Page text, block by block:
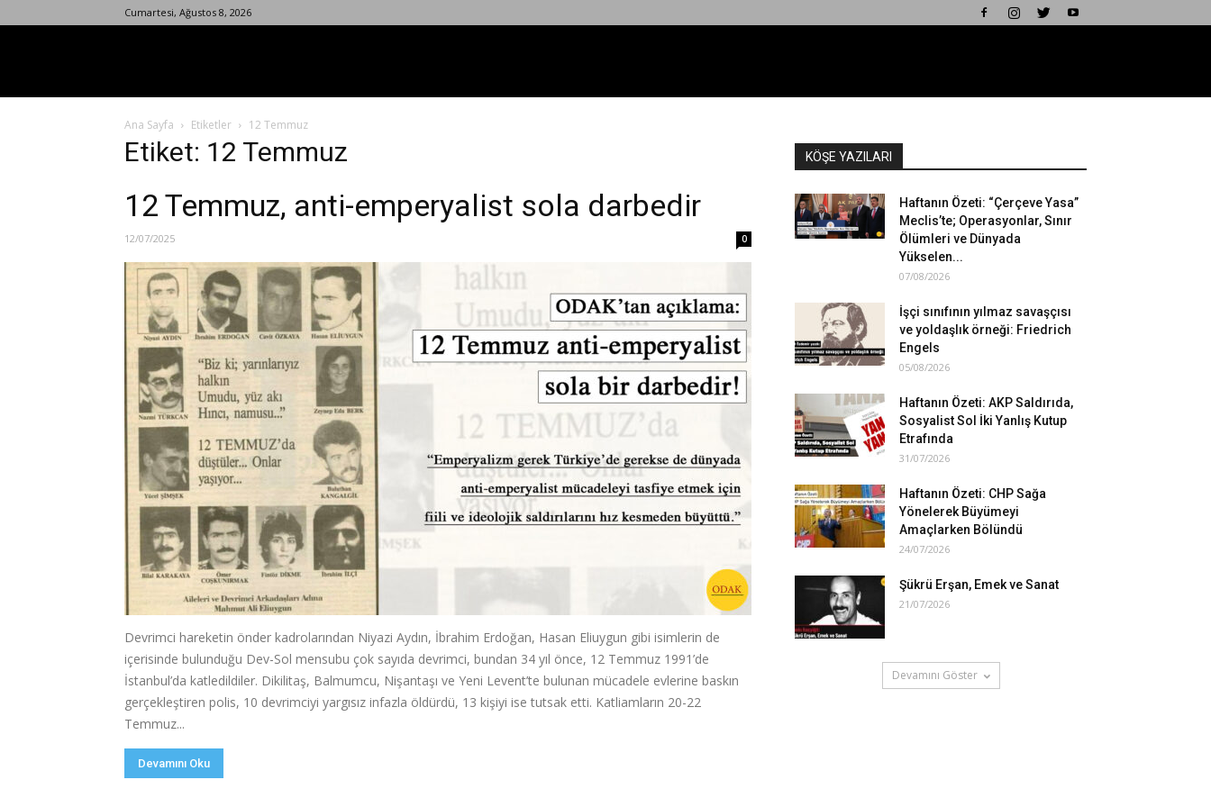
Cumartesi, Ağustos 8, 2026
Ana Sayfa Etiketler 12 Temmuz
Etiket: 12 Temmuz
12 Temmuz, anti-emperyalist sola darbedir
12/07/2025 0
Devrimci hareketin önder kadrolarından Niyazi Aydın, İbrahim Erdoğan, Hasan Eliuygun gibi isimlerin de
içerisinde bulunduğu Dev-Sol mensubu çok sayıda devrimci, bundan 34 yıl önce, 12 Temmuz 1991’de
İstanbul’da katledildiler. Dikilitaş, Balmumcu, Nişantaşı ve Yeni Levent’te bulunan mücadele evlerine baskın
gerçekleştiren polis, 10 devrimciyi yargısız infazla öldürdü, 13 kişiyi ise tutsak etti. Katliamların 20-22
Temmuz...
Devamını Oku
KÖŞE YAZILARI
Haftanın Özeti: “Çerçeve Yasa”
Meclis’te; Operasyonlar, Sınır
Ölümleri ve Dünyada
Yükselen...
07/08/2026
İşçi sınıfının yılmaz savaşçısı
ve yoldaşlık örneği: Friedrich
Engels
05/08/2026
Haftanın Özeti: AKP Saldırıda,
Sosyalist Sol İki Yanlış Kutup
Etrafında
31/07/2026
Haftanın Özeti: CHP Sağa
Yönelerek Büyümeyi
Amaçlarken Bölündü
24/07/2026
Şükrü Erşan, Emek ve Sanat
21/07/2026
Devamını Göster